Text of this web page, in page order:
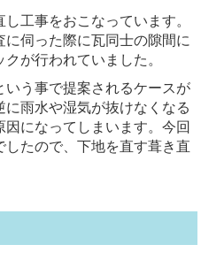
工事をおこなっています。
伺った際に瓦同士の隙間に
が行われていました。
う事で提案されるケースが
雨水や湿気が抜けなくなる
になってしまいます。今回
たので、下地を直す葺き直